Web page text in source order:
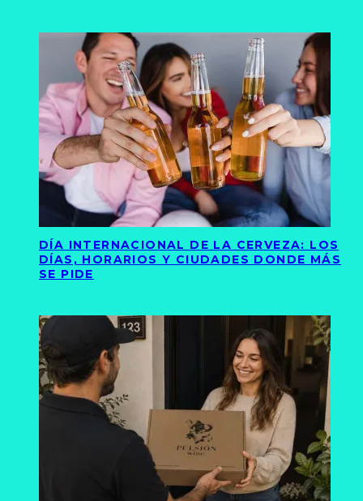
DÍA INTERNACIONAL DE LA CERVEZA: LOS
DÍAS, HORARIOS Y CIUDADES DONDE MÁS
SE PIDE